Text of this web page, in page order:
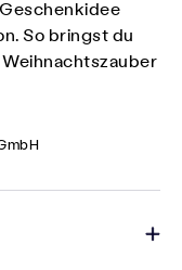
So bringst du